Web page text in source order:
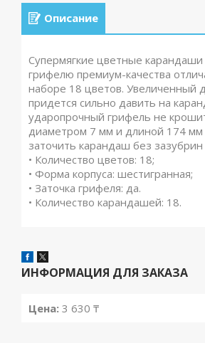
Описание
Супермягкие цветные
грифелю премиум-качества
наборе 18 цветов. Увеличенный
придется сильно давить на
ударопрочный грифель не
диаметром 7 мм и длиной 174 мм
заточить карандаш без
• Количество цветов: 18;
• Форма корпуса: шестигранная;
• Заточка грифеля: да.
• Количество карандашей: 18.
ИНФОРМАЦИЯ ДЛЯ ЗАКАЗА
Цена: 3 630 ₸